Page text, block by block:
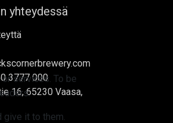
yhteydessä
3777 000
16, 65230 Vaasa,
services. To be
it to them.